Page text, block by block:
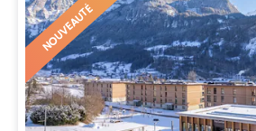
NOUVEAUTÉ